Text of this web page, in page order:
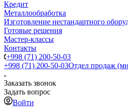
Кредит
Металлообработка
Изготовление нестандартного
Готовые решения
Мастер-классы
Контакты
+998 (71) 200-50-03
+998 (71) 200-50-03Отдел продаж
Заказать звонок
Задать вопрос
Войти